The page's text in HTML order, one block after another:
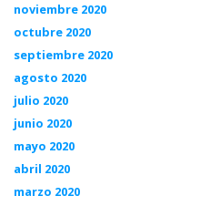
noviembre 2020
octubre 2020
septiembre 2020
agosto 2020
julio 2020
junio 2020
mayo 2020
abril 2020
marzo 2020